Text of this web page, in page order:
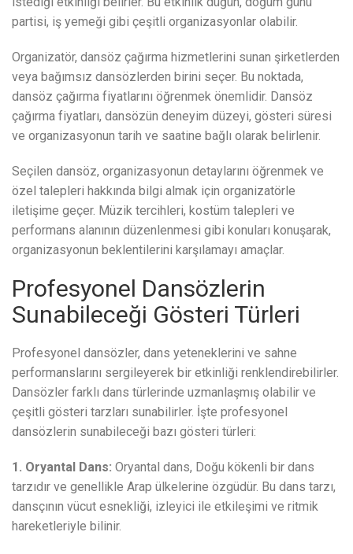
partisi, iş yemeği gibi çeşitli organizasyonlar olabilir.
Organizatör, dansöz çağırma hizmetlerini sunan şirketlerden
veya bağımsız dansözlerden birini seçer. Bu noktada,
dansöz çağırma fiyatlarını öğrenmek önemlidir. Dansöz
çağırma fiyatları, dansözün deneyim düzeyi, gösteri süresi
ve organizasyonun tarih ve saatine bağlı olarak belirlenir.
Seçilen dansöz, organizasyonun detaylarını öğrenmek ve
özel talepleri hakkında bilgi almak için organizatörle
iletişime geçer. Müzik tercihleri, kostüm talepleri ve
performans alanının düzenlenmesi gibi konuları konuşarak,
organizasyonun beklentilerini karşılamayı amaçlar.
Profesyonel Dansözlerin
Sunabileceği Gösteri Türleri
Profesyonel dansözler, dans yeteneklerini ve sahne
performanslarını sergileyerek bir etkinliği renklendirebilirler.
Dansözler farklı dans türlerinde uzmanlaşmış olabilir ve
çeşitli gösteri tarzları sunabilirler. İşte profesyonel
dansözlerin sunabileceği bazı gösteri türleri:
1. Oryantal Dans: Oryantal dans, Doğu kökenli bir dans
tarzıdır ve genellikle Arap ülkelerine özgüdür. Bu dans tarzı,
dansçının vücut esnekliği, izleyici ile etkileşimi ve ritmik
hareketleriyle bilinir.